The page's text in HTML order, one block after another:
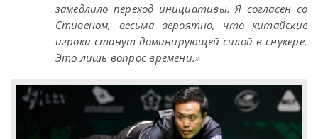
замедлило переход инициативы. Я согласен со
Стивеном, весьма вероятно, что китайские
игроки станут доминирующей силой в снукере.
Это лишь вопрос времени.»